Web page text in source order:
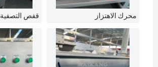
قفص التصفية محرك الاهتزاز